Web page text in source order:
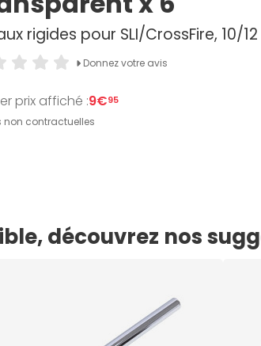
rigides pour SLI/CrossFire, 10/
Donnez votre avis
prix affiché :9€95
non contractuelles
découvrez nos